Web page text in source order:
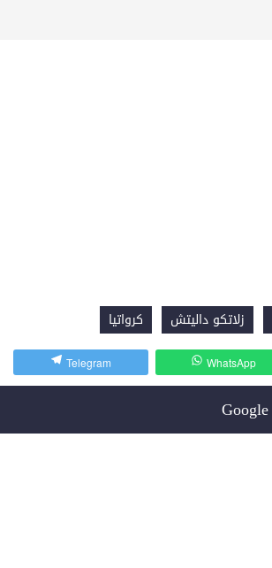
زلاتكو داليتش كرواتيا
WhatsApp
Telegram